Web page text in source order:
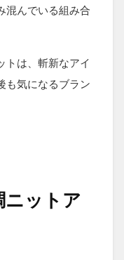
混んでいる組み合
トは、斬新なアイ
も気になるブラン
ットア